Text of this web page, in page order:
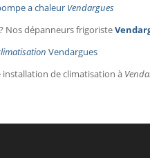
a chaleur Vendargues
Nos dépanneurs frigoriste
Vendargues
installation de climatisation à